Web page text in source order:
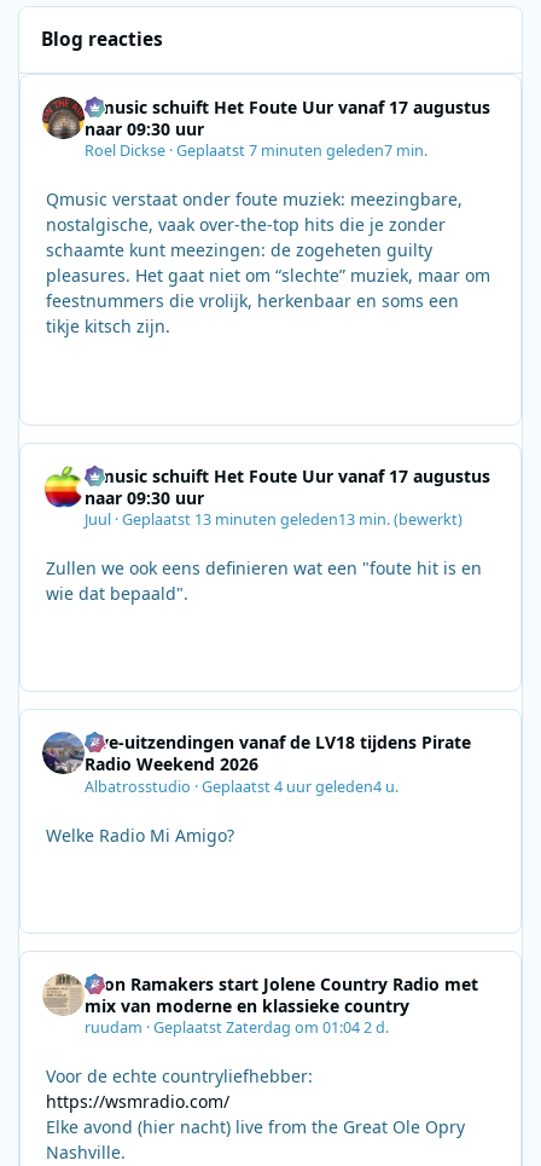
Blog reacties
Qmusic schuift Het Foute Uur vanaf 17 augustus
naar 09:30 uur
Roel Dickse ·Geplaatst7 minuten geleden7 min.
Qmusic verstaat onder foute muziek: meezingbare,
nostalgische, vaak over‑the‑top hits die je zonder
schaamte kunt meezingen: de zogeheten guilty
pleasures. Het gaat niet om “slechte” muziek, maar om
feestnummers die vrolijk, herkenbaar en soms een
tikje kitsch zijn.
Qmusic schuift Het Foute Uur vanaf 17 augustus
naar 09:30 uur
Juul ·Geplaatst 13 minuten geleden13 min.(bewerkt)
Zullen we ook eens definieren wat een "foute hit is en
wie dat bepaald".
Live-uitzendingen vanaf de LV18 tijdens Pirate
Radio Weekend 2026
Albatrosstudio ·Geplaatst4 uur geleden4 u.
Welke Radio Mi Amigo?
Leon Ramakers start Jolene Country Radio met
mix van moderne en klassieke country
ruudam ·GeplaatstZaterdag om 01:042 d.
Voor de echte countryliefhebber:
https://wsmradio.com/
Elke avond (hier nacht) live from the Great Ole Opry
Nashville.